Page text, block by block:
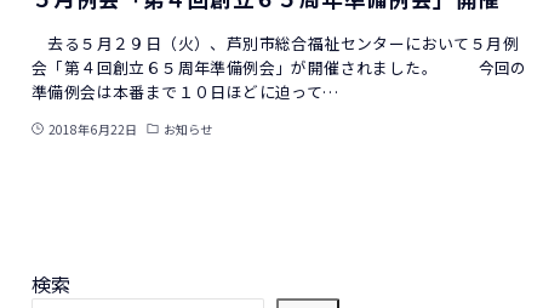
去る５月２９日（火）、芦別市総合福祉センターにおいて５月例
会「第４回創立６５周年準備例会」が開催されました。 今回の
準備例会は本番まで１０日ほどに迫って…
2018年6月22日 お知らせ
検索